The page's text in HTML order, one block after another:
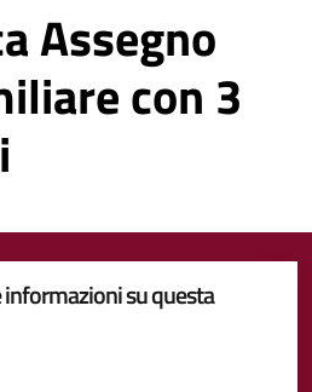
Assegno
con 3
su questa